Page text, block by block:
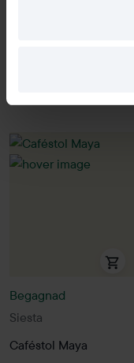
Siesta
Begagnad
Caféstol Maya